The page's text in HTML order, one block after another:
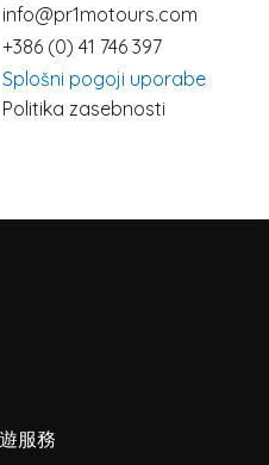
info@pr1motours.com
+386 (0) 41 746 397
Splošni pogoji uporabe
Politika zasebnosti
服務